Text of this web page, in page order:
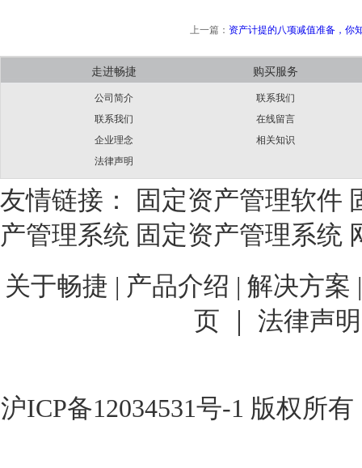
上一篇： 资产计提的八项减值准备，你
走进畅捷
公司简介
联系我们
企业理念
法律声明
购买服务
联系我们
在线留言
相关知识
友情链接： 固定资产管理软件
产管理系统 固定资产管理系统
关于畅捷 | 产品介绍 | 解决方案
页 ｜
法律声明
沪ICP备12034531号-1 版权所